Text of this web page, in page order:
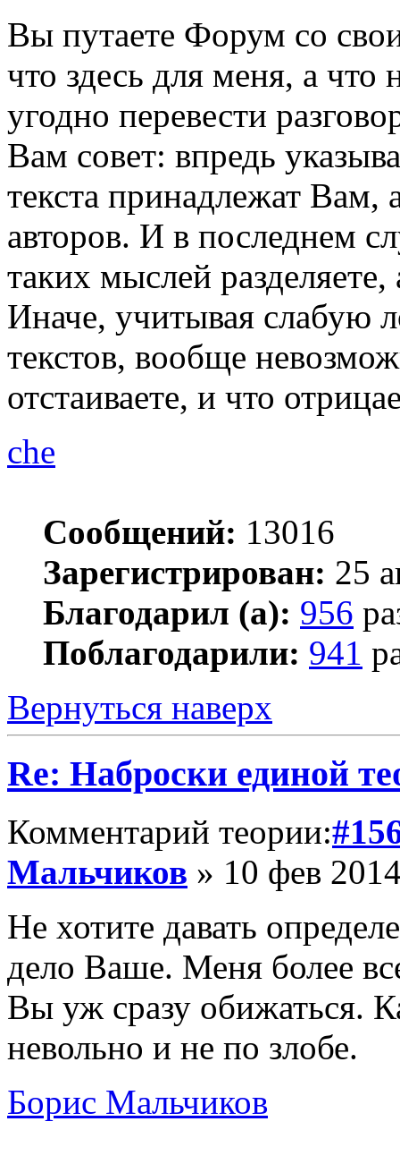
Вы путаете Форум со
что здесь для меня, а
угодно перевести
Вам совет: впредь
текста принадлежат Вам,
авторов. И в последнем
таких мыслей
Иначе, учитывая слабую
текстов, вообще
отстаиваете, и что
che
Сообщений: 13016
Зарегистрирован: 25
Благодарил (а): 956
Поблагодарили: 941
Вернуться наверх
Re: Наброски единой
Комментарий теории:
Мальчиков » 10 фев
Не хотите давать
дело Ваше. Меня более
Вы уж сразу обижаться.
невольно и не по злобе.
Борис Мальчиков